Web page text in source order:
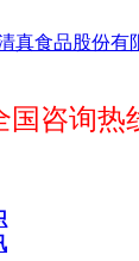
国咨询热